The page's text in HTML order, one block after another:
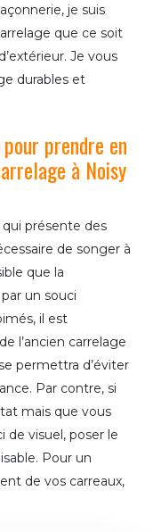
je suis
que ce soit
Je vous
durables et
prendre en
à Noisy
présente des
de songer à
que la
un souci
il est
l’ancien carrelage
permettra d’éviter
Par contre, si
mais que vous
de visuel, poser le
Pour un
de vos carreaux,